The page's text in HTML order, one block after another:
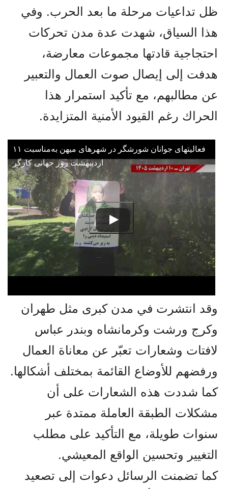
ظل تداعيات مرحلة ما بعد الحرب. وفي
هذا السياق، شهدت عدة مدن تحركات
احتجاجية قادتها مجموعات معارضة،
هدفت إلى إيصال صوت العمال والتعبير
عن مطالبهم، مع تأكيد استمرار هذا
الحراك رغم القيود الأمنية المتزايدة.
فعالیتهای جوانان شورشگر در شهرهای میهن به‌مناسبت ۱۱
اردیبهشت روز جهانی کارگر
وقد انتشرت في مدن كبرى مثل طهران
وكرج ورشت وكرمانشاه وبندر عباس
لافتات وشعارات تعبّر عن معاناة العمال
ورفضهم للأوضاع القائمة بمختلف أشكالها.
كما شددت هذه الشعارات على أن
مشكلات الطبقة العاملة ممتدة عبر
سنوات طويلة، مع التأكيد على مطلب
التغيير وتحسين الواقع المعيشي.
كما تضمنت الرسائل دعوات إلى تصعيد